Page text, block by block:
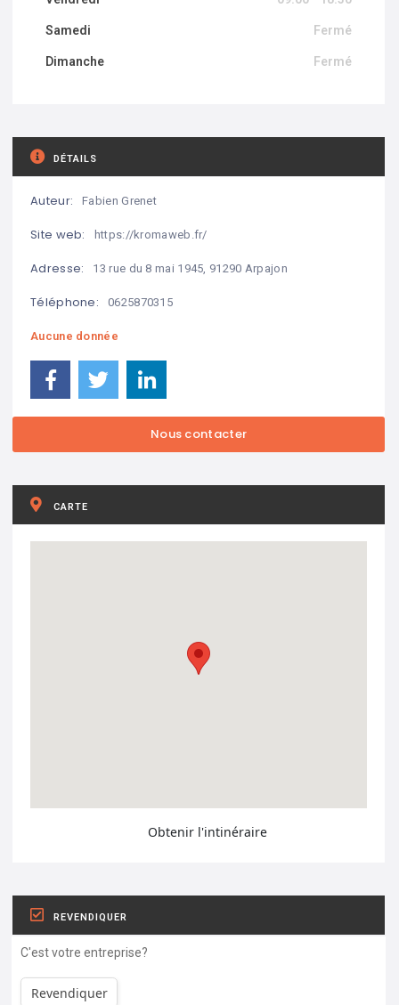
Samedi Fermé
Dimanche Fermé
DÉTAILS
Auteur: Fabien Grenet
Site web: https://kromaweb.fr/
Adresse: 13 rue du 8 mai 1945, 91290 Arpajon
Téléphone: 0625870315
Aucune donnée
CARTE
Obtenir l'intinéraire
REVENDIQUER
C'est votre entreprise?
Revendiquer